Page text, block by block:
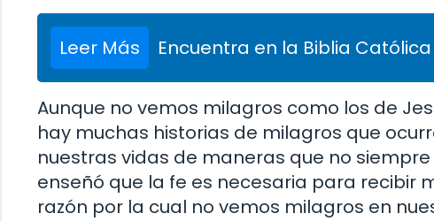
Leer Más Encuentra en la Biblia
Aunque no vemos milagros como los de
hay muchas historias de milagros que
nuestras vidas de maneras que no
enseñó que la fe es necesaria para recibir
razón por la cual no vemos milagros en